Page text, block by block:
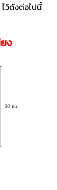
ว้ดังต่อไปนี้
ง